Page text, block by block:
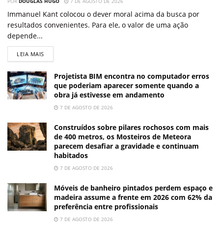
Immanuel Kant colocou o dever moral acima da busca por
resultados convenientes. Para ele, o valor de uma ação
depende...
LEIA MAIS
Projetista BIM encontra no computador erros
que poderiam aparecer somente quando a
obra já estivesse em andamento
7 DE AGOSTO DE 2026
Construídos sobre pilares rochosos com mais
de 400 metros, os Mosteiros de Meteora
parecem desafiar a gravidade e continuam
habitados
7 DE AGOSTO DE 2026
Móveis de banheiro pintados perdem espaço e
madeira assume a frente em 2026 com 62% da
preferência entre profissionais
7 DE AGOSTO DE 2026